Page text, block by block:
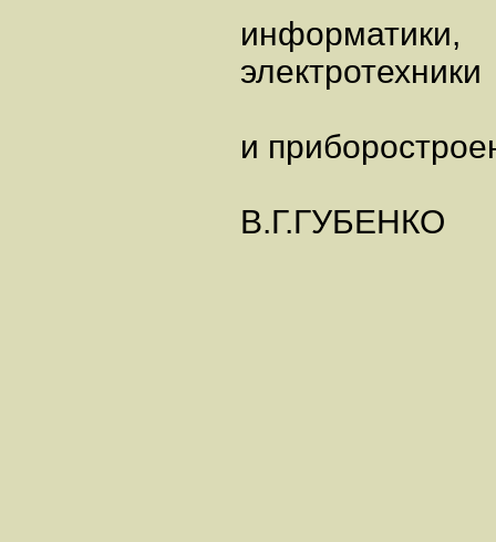
информатики,
электротехники
и
В.Г.ГУБЕНКО